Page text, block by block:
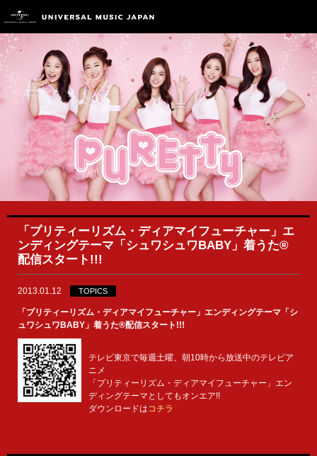
「プリティーリズム・ディアマイフューチャー」エ
ンディングテーマ「シュワシュワBABY」着うた®
配信スタート!!!
2013.01.12 TOPICS
「プリティーリズム・ディアマイフューチャー」エンディングテーマ「シ
ュワシュワBABY」着うた®配信スタート!!!
テレビ東京で毎週土曜、朝10時から放送中のテレビア
ニメ
「プリティーリズム・ディアマイフューチャー」エン
ディングテーマとしてもオンエア!!
ダウンロードは コチラ